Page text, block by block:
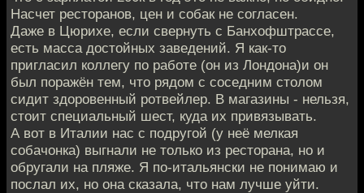
Насчет ресторанов, цен и собак не согласен.
Даже в Цюрихе, если свернуть с Банхофштрассе,
есть масса достойных заведений. Я как-то
пригласил коллегу по работе (он из Лондона)и он
был поражён тем, что рядом с соседним столом
сидит здоровенный ротвейлер. В магазины - нельзя,
стоит специальный шест, куда их привязывать.
А вот в Италии нас с подругой (у неё мелкая
собачонка) выгнали не только из ресторана, но и
обругали на пляже. Я по-итальянски не понимаю и
послал их, но она сказала, что нам лучше уйти.